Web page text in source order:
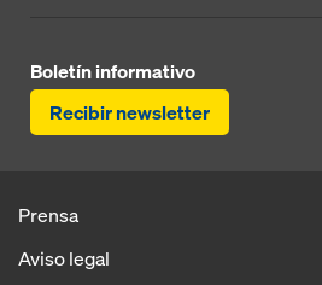
Boletín informativo
Recibir newsletter
Prensa
Aviso legal